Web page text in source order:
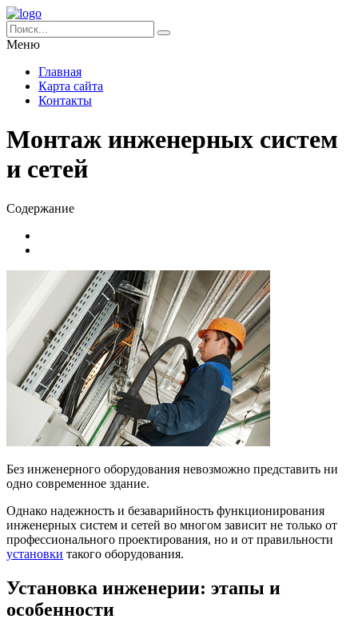
Меню
Главная
Карта сайта
Контакты
Монтаж инженерных систем
и сетей
Содержание
Без инженерного оборудования невозможно представить ни
одно современное здание.
Однако надежность и безаварийность функционирования
инженерных систем и сетей во многом зависит не только от
профессионального проектирования, но и от правильности
установки такого оборудования.
Установка инженерии: этапы и
особенности